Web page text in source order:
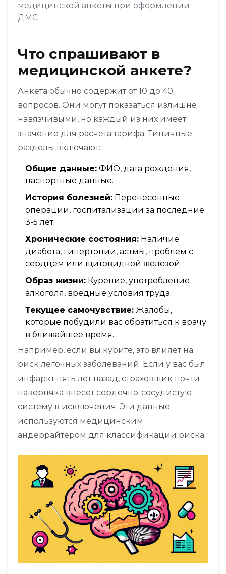
медицинской анкеты при оформлении
ДМС
Что спрашивают в
медицинской анкете?
Анкета обычно содержит от 10 до 40
вопросов. Они могут показаться излишне
навязчивыми, но каждый из них имеет
значение для расчета тарифа. Типичные
разделы включают:
Общие данные: ФИО, дата рождения,
паспортные данные.
История болезней: Перенесенные
операции, госпитализации за последние
3-5 лет.
Хронические состояния: Наличие
диабета, гипертонии, астмы, проблем с
сердцем или щитовидной железой.
Образ жизни: Курение, употребление
алкоголя, вредные условия труда.
Текущее самочувствие: Жалобы,
которые побудили вас обратиться к врачу
в ближайшее время.
Например, если вы курите, это влияет на
риск легочных заболеваний. Если у вас был
инфаркт пять лет назад, страховщик почти
наверняка внесет сердечно-сосудистую
систему в исключения. Эти данные
используются медицинским
андеррайтером для классификации риска.